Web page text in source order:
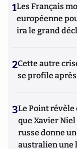
1Les Français
européenne
ira le grand
2Cette autre
se profile après
3Le Point révèle
que Xavier Niel
russe donne
australien une